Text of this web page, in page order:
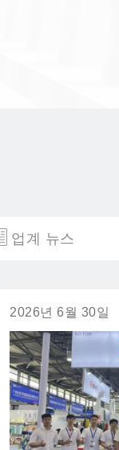
업계 뉴스
2026년 6월 30일
2026년 6월 18일
2026년 6월 3일